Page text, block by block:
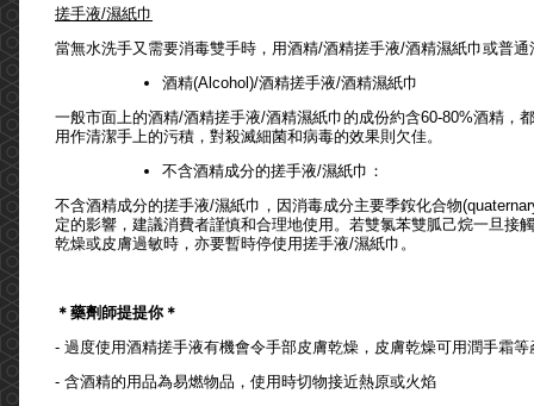
搓手液/濕紙巾
當無水洗手又需要消毒雙手時，用酒精/酒精搓手液/酒精濕紙巾或普
酒精(Alcohol)/酒精搓手液/酒精濕紙巾
一般市面上的酒精/酒精搓手液/酒精濕紙巾的成份約含60-80%酒精，
用作清潔手上的污積，對殺滅細菌和病毒的效果則欠佳。
不含酒精成分的搓手液/濕紙巾：
不含酒精成分的搓手液/濕紙巾，因消毒成分主要季銨化合物
定的影響，建議消費者謹慎和合理地使用。若雙氯苯雙胍己烷一旦
乾燥或皮膚過敏時，亦要暫時停使用搓手液/濕紙巾。
＊藥劑師提提你＊
- 過度使用酒精搓手液有機會令手部皮膚乾燥，皮膚乾燥可用潤手霜等
- 含酒精的用品為易燃物品，使用時切物接近熱原或火焰